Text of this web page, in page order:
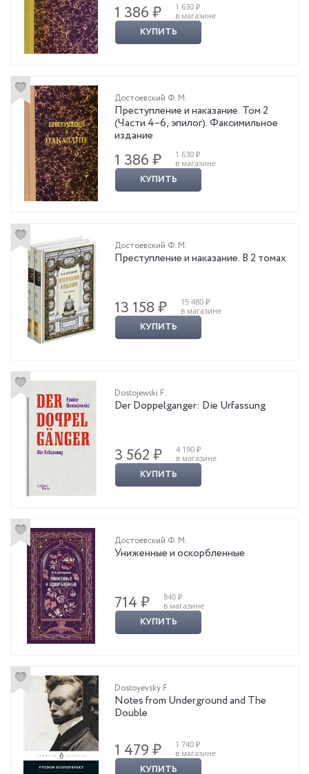
1 386 ₽
1 630 ₽
в магазине
КУПИТЬ
Достоевский Ф. М.
Преступление и наказание. Том 2
(Части 4–6, эпилог). Факсимильное
издание
1 386 ₽
1 630 ₽
в магазине
КУПИТЬ
Достоевский Ф. М.
Преступление и наказание. В 2 томах
13 158 ₽
15 480 ₽
в магазине
КУПИТЬ
Dostojewski F.
Der Doppelganger: Die Urfassung
3 562 ₽
4 190 ₽
в магазине
КУПИТЬ
Достоевский Ф. М.
Униженные и оскорбленные
714 ₽
840 ₽
в магазине
КУПИТЬ
Dostoyevsky F.
Notes from Underground and The
Double
1 479 ₽
1 740 ₽
в магазине
КУПИТЬ